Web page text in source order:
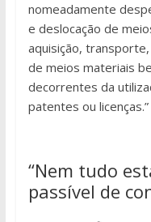
nomeadamente
e deslocação de
aquisição,
de meios materiais
decorrentes da
patentes ou licenças.”
“Nem tudo
passível de